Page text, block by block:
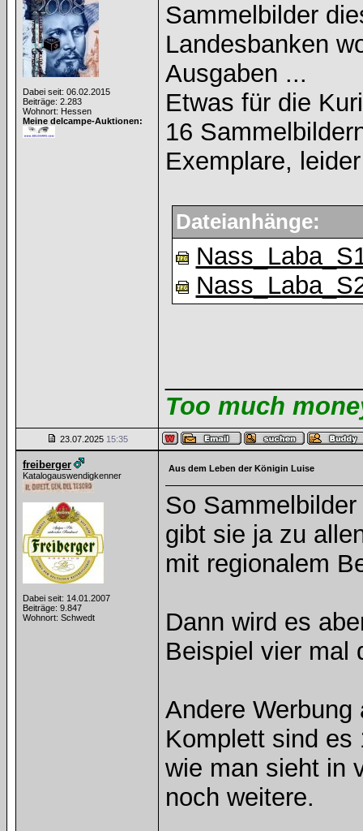
Dabei seit: 06.02.2015
Beiträge: 2.283
Wohnort: Hessen
Meine delcampe-Auktionen:
Sammelbilder
Landesbanken
Ausgaben ...
Etwas für die
16
Exemplare,
Dateianhänge:
Too much
23.07.2025 15:35
freiberger
Katalogauswendigkenner
Dabei seit: 14.01.2007
Beiträge: 9.847
Wohnort: Schwedt
Aus dem Leben der Königin Luise
So
gibt sie ja zu
mit regionalem
Dann wird es
Beispiel vier mal
Andere Werbung
Komplett sind es
wie man sieht in
noch weitere.